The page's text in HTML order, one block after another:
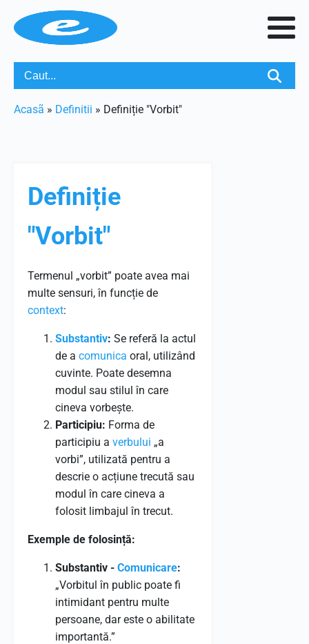
Acasã » Definitii » Definiție "Vorbit"
Definiție
"Vorbit"
Termenul „vorbit” poate avea mai
multe sensuri, în funcție de
context:
Substantiv: Se referă la actul
de a comunica oral, utilizând
cuvinte. Poate desemna
modul sau stilul în care
cineva vorbește.
Participiu: Forma de
participiu a verbului „a
vorbi”, utilizată pentru a
descrie o acțiune trecută sau
modul în care cineva a
folosit limbajul în trecut.
Exemple de folosință:
Substantiv - Comunicare:
„Vorbitul în public poate fi
intimidant pentru multe
persoane, dar este o abilitate
importantă.”